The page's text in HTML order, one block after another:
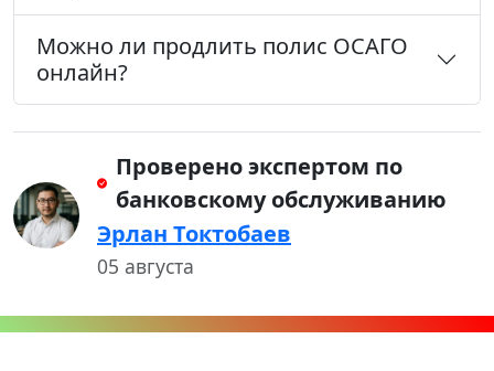
Можно ли продлить полис ОСАГО
онлайн?
Проверено экспертом по
банковскому обслуживанию
Эрлан Токтобаев
05 августа